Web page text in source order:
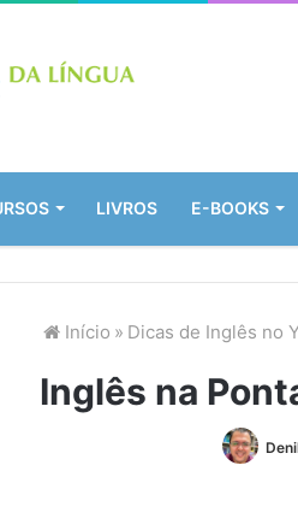
LIVROS E-BOOKS
Início » Dicas de Inglês no
Inglês na